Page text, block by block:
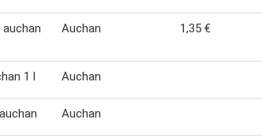
Auchan 1,35 €
1 l Auchan
Auchan